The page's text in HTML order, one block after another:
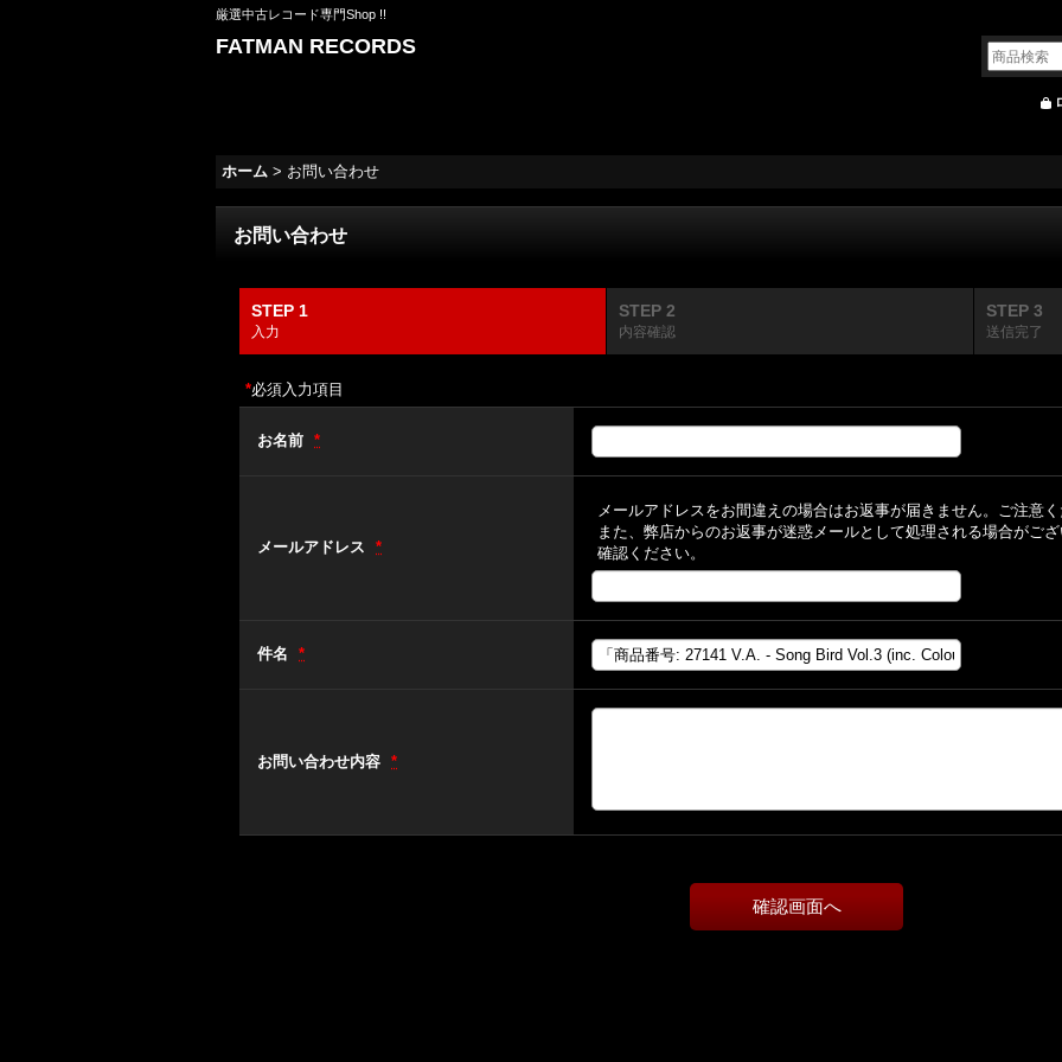
厳選中古レコード専門Shop !!
FATMAN RECORDS
ホーム > お問い合わせ
お問い合わせ
STEP 1
入力
STEP 2
内容確認
STEP 3
送信完了
*必須入力項目
お名前 *
メールアドレス *
メールアドレスをお間違えの場合はお返事が届きません。ご注意く
また、弊店からのお返事が迷惑メールとして処理される場合がご
確認ください。
件名 *
お問い合わせ内容 *